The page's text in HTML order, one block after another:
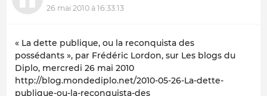
26 mai 2010 à 16:33:13
« La dette publique, ou la reconquista des
possédants », par Frédéric Lordon, sur Les blogs du
Diplo, mercredi 26 mai 2010
http://blog.mondediplo.net/2010-05-26-La-dette-
publique-ou-la-reconquista-des